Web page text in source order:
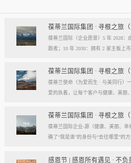
葆蒂兰国际集团 · 寻根之旅（
葆蒂兰国际（企业愿景）5 年 2028：
跑者；10 年 2030：拥有 2 家主板上市
葆蒂兰国际立志成为健康产业中一个
以“为爱而生，与美同行”为使命，绘
勃的发展蓝图，旨在以坚实的步伐，
028 | 5年愿景）成为“私护健康领域的
葆蒂兰国际集团 · 寻根之旅（
葆蒂兰使命（为爱而生 · 与美同行）
爱的执着，让每个客户与健康、美丽
双翼“爱的初心”与“热爱的执着”，共
核与力量源泉，二者如同呼吸，一呼
初心，是我们的根脉与方向。它是最
葆蒂兰国际集团 · 寻根之旅（
葆蒂兰国际企业-源（健康、美丽、幸
确了“我是谁”的身份与“去往哪里”的
格局与能量。它，就是葆蒂兰的“源
感恩节 | 感恩所有遇见 · 不负